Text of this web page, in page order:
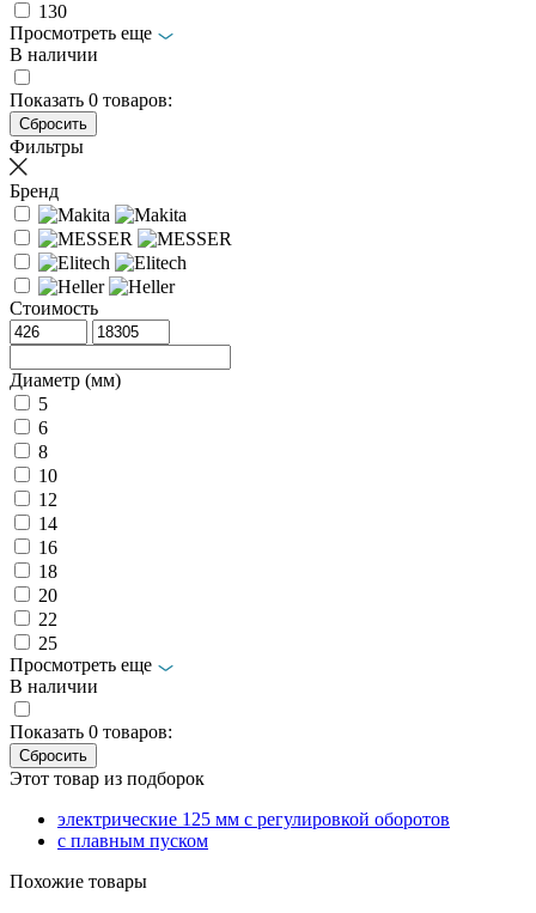
130
Просмотреть еще
В наличии
Показать 0 товаров:
Фильтры
Бренд
Стоимость
Диаметр (мм)
5
6
8
10
12
14
16
18
20
22
25
Просмотреть еще
В наличии
Показать 0 товаров:
Этот товар из подборок
электрические 125 мм с регулировкой оборотов
с плавным пуском
Похожие товары